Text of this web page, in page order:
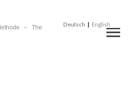
Deutsch English
– The